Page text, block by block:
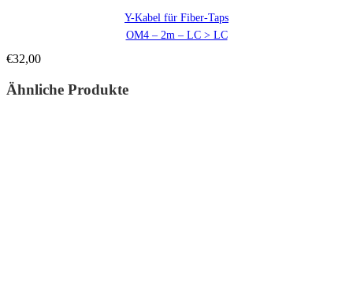
Y-Kabel für Fiber-Taps
OM4 – 2m – LC > LC
€32,00
Ähnliche Produkte